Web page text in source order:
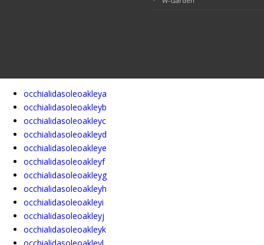
occhialidasoleoakleya
occhialidasoleoakleyb
occhialidasoleoakleyc
occhialidasoleoakleyd
occhialidasoleoakleye
occhialidasoleoakleyf
occhialidasoleoakleyg
occhialidasoleoakleyh
occhialidasoleoakleyi
occhialidasoleoakleyj
occhialidasoleoakleyk